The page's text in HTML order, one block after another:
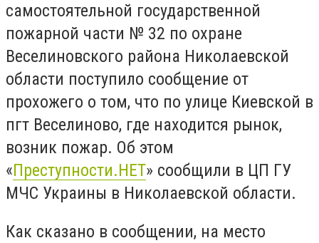
самостоятельной государственной
пожарной части № 32 по охране
Веселиновского района Николаевской
области поступило сообщение от
прохожего о том, что по улице Киевской в
пгт Веселиново, где находится рынок,
возник пожар. Об этом
«Преступности.НЕТ» сообщили в ЦП ГУ
МЧС Украины в Николаевской области.
Как сказано в сообщении, на место